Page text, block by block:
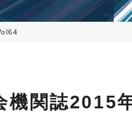
機関誌2015